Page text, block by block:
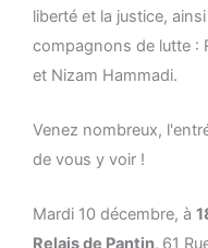
liberté et la justice,
compagnons de lutte :
et Nizam Hammadi.
Venez nombreux,
de vous y voir !
Mardi 10 décembre, à
Relais de Pantin, 61